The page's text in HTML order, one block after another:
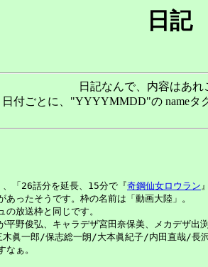
日記
日記なんで、内容はあ
日付ごとに、"YYYYMMDD"の nameタ
「26話分を延長、15分で『奇鋼仙女ロウラン
ったそうです。枠の名前は「動画大陸」。
放送枠と同じです。
野俊弘、キャラデザ宮田奈保美、メカデザ出
眞一郎/保志総一朗/大本眞紀子/内田直哉/長
ぁ。